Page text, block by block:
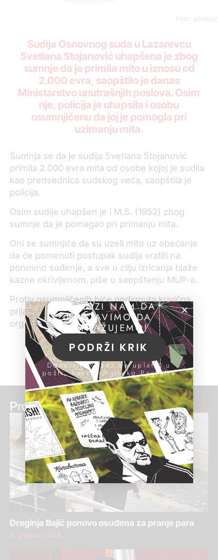
Foto: pixabay
Sudija Osnovnog suda u Lazarevcu
Svetlana Stojanović uhapšena je zbog
sumnje da je primila mito u iznosu od
2.000 evra, saopštilo je danas
Ministarstvo unutrašnjih poslova. Osim
nje, policija je uhapsila i osobu
osumnjičenu da joj je pomogla pri
uzimanju mita.
Sumnja se da je sudija Svetlana Stojanović
primila 2.000 evra mita od osobe kojoj je sudila
kao predsednica sudskog veća, saopštila je
policija.
Osim sudije uhapšen je i M.S. (1952) zbog
sumnje da je pomagao pri primanju mita.
Oni se sumnjiče da su uzeli mito uz obećanje
da će pomenuti postupak sudija vratiti na
ponovno suđenje, a sve u cilju izricanja blaže
kazne okrivljenom, piše u saopštenju MUP-a.
Protiv osumnjičenih biće podignuta krivična
prijava, a oni će biti ispitani u Tužilaštvu za
organizovani kriminal.
Pročitaj još:
Draginja Bajić ponovo osuđena za pranje para
4. avgust 2026.
POMOZI NAM DA
NASTAVIMO DA
ISTRAŽUJEMO!
PODRŽI KRIK
Donacije možeš da uplatiš u
pošti, banci ili preko PayPal-a